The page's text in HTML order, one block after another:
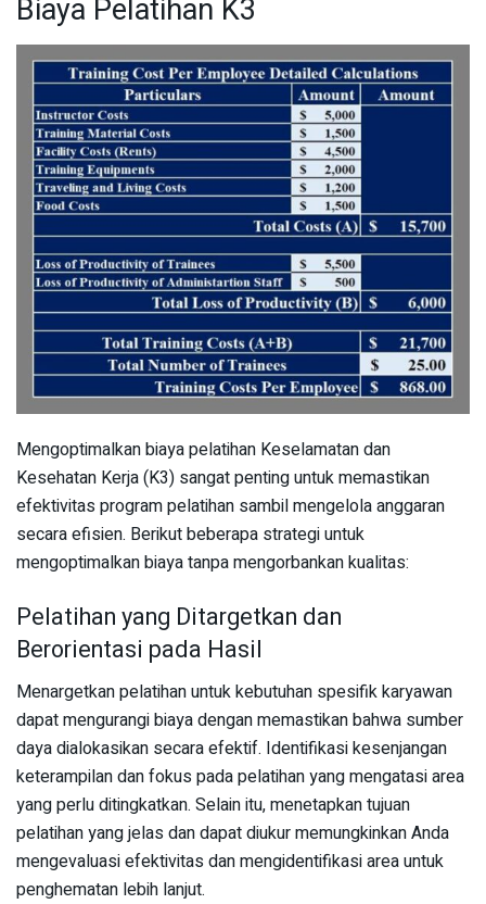
Biaya Pelatihan K3
Mengoptimalkan biaya pelatihan Keselamatan dan
Kesehatan Kerja (K3) sangat penting untuk memastikan
efektivitas program pelatihan sambil mengelola anggaran
secara efisien. Berikut beberapa strategi untuk
mengoptimalkan biaya tanpa mengorbankan kualitas:
Pelatihan yang Ditargetkan dan
Berorientasi pada Hasil
Menargetkan pelatihan untuk kebutuhan spesifik karyawan
dapat mengurangi biaya dengan memastikan bahwa sumber
daya dialokasikan secara efektif. Identifikasi kesenjangan
keterampilan dan fokus pada pelatihan yang mengatasi area
yang perlu ditingkatkan. Selain itu, menetapkan tujuan
pelatihan yang jelas dan dapat diukur memungkinkan Anda
mengevaluasi efektivitas dan mengidentifikasi area untuk
penghematan lebih lanjut.